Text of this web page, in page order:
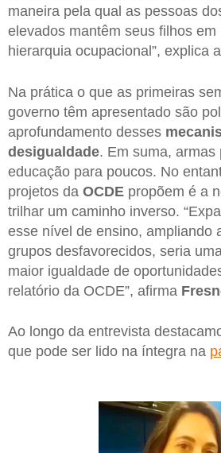
maneira pela qual as pessoas
elevados mantêm seus filhos
hierarquia ocupacional”, explica
Na prática o que as primeiras
governo têm apresentado são
aprofundamento desses
desigualdade. Em suma, armas
educação para poucos. No
projetos da OCDE propõem é a
trilhar um caminho inverso.
esse nível de ensino, ampliando
grupos desfavorecidos, seria
maior igualdade de
relatório da OCDE”, afirma
Ao longo da entrevista
que pode ser lido na íntegra na